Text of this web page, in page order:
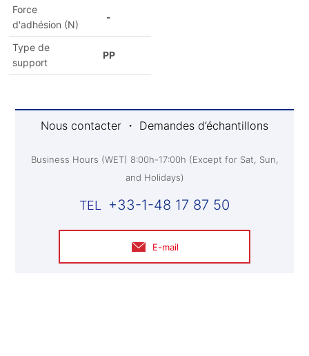
Force
d'adhésion (N)
-
Type de
support
PP
Nous contacter ・ Demandes d’échantillons
Business Hours (WET) 8:00h-17:00h (Except for Sat, Sun,
and Holidays)
+33-1-48 17 87 50
E-mail